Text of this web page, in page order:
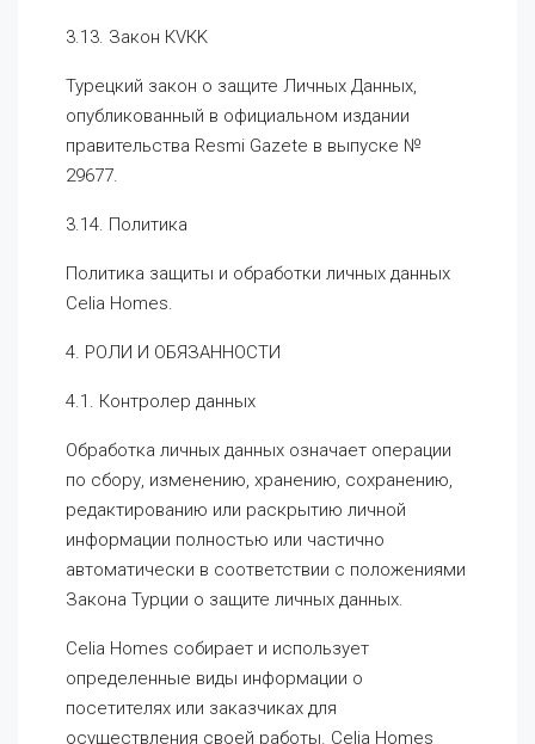
3.13. Закон КVКK
Турецкий закон о защите Личных Данных,
опубликованный в официальном издании
правительства Resmi Gazete в выпуске №
29677.
3.14. Политика
Политика защиты и обработки личных данных
Celia Homes.
4. РОЛИ И ОБЯЗАННОСТИ
4.1. Контролер данных
Обработка личных данных означает операции
по сбору, изменению, хранению, сохранению,
редактированию или раскрытию личной
информации полностью или частично
автоматически в соответствии с положениями
Закона Турции о защите личных данных.
Celia Homes собирает и использует
определенные виды информации о
посетителях или заказчиках для
осуществления своей работы. Celia Homes